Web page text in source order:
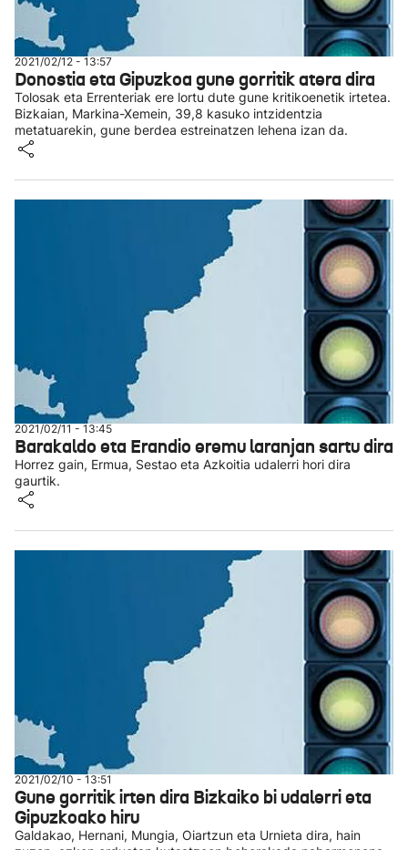
2021/02/12 - 13:57
Donostia eta Gipuzkoa gune gorritik atera dira
Tolosak eta Errenteriak ere lortu dute gune kritikoenetik irtetea.
Bizkaian, Markina-Xemein, 39,8 kasuko intzidentzia
metatuarekin, gune berdea estreinatzen lehena izan da.
2021/02/11 - 13:45
Barakaldo eta Erandio eremu laranjan sartu dira
Horrez gain, Ermua, Sestao eta Azkoitia udalerri hori dira
gaurtik.
2021/02/10 - 13:51
Gune gorritik irten dira Bizkaiko bi udalerri eta
Gipuzkoako hiru
Galdakao, Hernani, Mungia, Oiartzun eta Urnieta dira, hain